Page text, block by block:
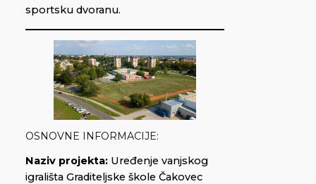
sportsku dvoranu.
OSNOVNE INFORMACIJE:
Naziv projekta: Uređenje vanjskog
igrališta Graditeljske škole Čakovec